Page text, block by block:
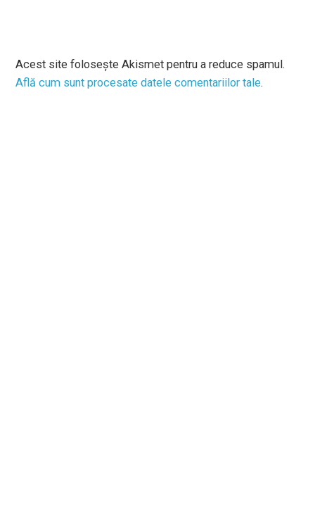
Acest site folosește Akismet pentru a reduce spamul.
Află cum sunt procesate datele comentariilor tale.